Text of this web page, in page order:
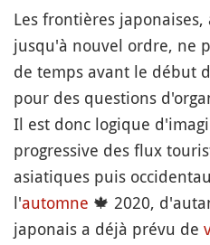
Les frontières
jusqu'à nouvel ordre, ne
de temps avant le début
pour des questions
Il est donc logique
progressive des flux
asiatiques puis
l'automne 🍁 2020,
japonais a déjà prévu de